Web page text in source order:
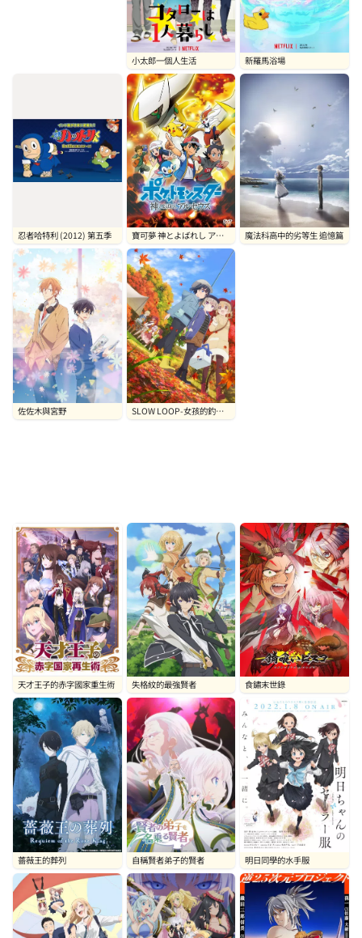
小太郎一個人生活 新羅馬浴場
忍者哈特利 (2012) 第五季
寶可夢 神とよばれし アル
セウス
魔法科高中的劣等生 追憶篇
佐佐木與宮野
SLOW LOOP-女孩的釣魚
天才王子的赤字國家重生術 失格紋的最強賢者 食鏽末世錄
薔薇王的葬列 自稱賢者弟子的賢者 明日同學的水手服